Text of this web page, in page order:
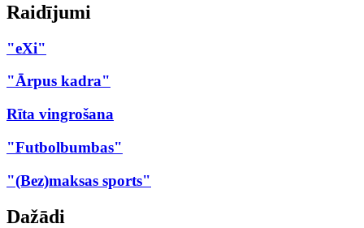
Raidījumi
"eXi"
"Ārpus kadra"
Rīta vingrošana
"Futbolbumbas"
"(Bez)maksas sports"
Dažādi